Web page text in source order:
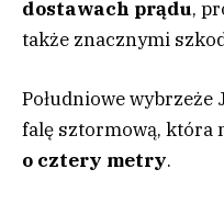
dostawach prądu,
także znacznymi
Południowe
falę sztormową, która
o cztery metry.